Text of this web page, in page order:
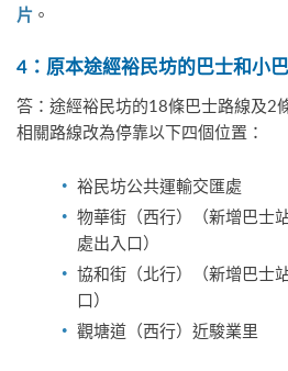
片 。
4 ：原本途經裕民坊的巴士和小
答：途經裕民坊的18條巴士路線及2
相關路線改為停靠以下四個位置：
裕民坊公共運輸交匯處
物華街（西行）（新增巴士
處出入口）
協和街（北行）（新增巴士
口）
觀塘道（西行）近駿業里